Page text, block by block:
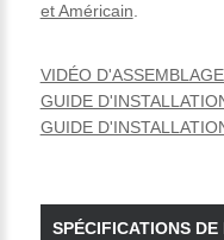
et Américain.
VIDÉO
GUIDE
GUIDE
SPÉCIFICATIONS